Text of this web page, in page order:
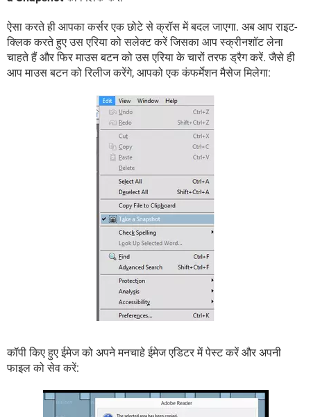
ऐसा करते ही आपका कर्सर एक छोटे से क्रॉस में बदल जाएगा. अब आप राइट-
क्लिक करते हुए उस एरिया को सलेक्ट करें जिसका आप स्क्रीनशॉट लेना
चाहते हैं और फिर माउस बटन को उस एरिया के चारों तरफ ड्रैग करें. जैसे ही
आप माउस बटन को रिलीज करेंगे, आपको एक कंफर्मेशन मैसेज मिलेगा:
कॉपी किए हुए ईमेज को अपने मनचाहे ईमेज एडिटर में पेस्ट करें और अपनी
फाइल को सेव करें: